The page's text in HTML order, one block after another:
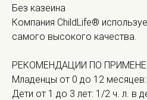
Без казеина
Компания ChildLife®
самого высокого качества.
РЕКОМЕНДАЦИИ ПО
Младенцы от 0 до 12
Дети от 1 до 3 лет: 1/2 ч. л. в